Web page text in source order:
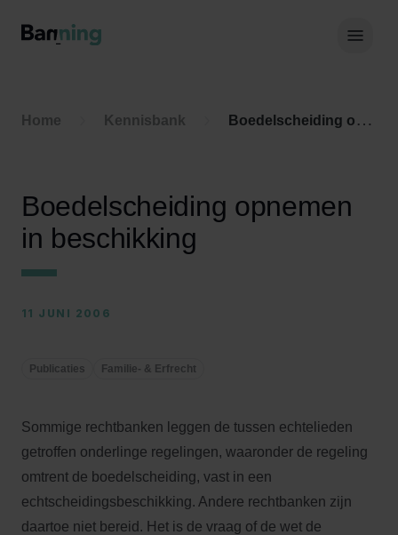
Home Kennisbank Boedelscheiding opnemen in beschikking
Boedelscheiding opnemen
in beschikking
11 JUNI 2006
Publicaties Familie- & Erfrecht
Sommige rechtbanken leggen de tussen echtelieden
getroffen onderlinge regelingen, waaronder de regeling
omtrent de boedelscheiding, vast in een
echtscheidingsbeschikking. Andere rechtbanken zijn
daartoe niet bereid. Het is de vraag of de wet de